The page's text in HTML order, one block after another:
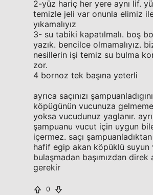
2-yüz hariç her yere aynı lif.
temizle jeli var onunla elimiz
yıkamalıyız
3- su tabiki kapatılmalı. boş
yazık. bencilce olmamalıyız.
nesillerin işi temiz su bulma
zor.
4 bornoz tek başına yeterli
ayrıca saçınızı
köpügünün vucunuza
yoksa vucudunuz yaglanır.
şampuanu vucut için uygun
içermez. saçı şampuanladıktan
hafif egip akan köpüklü suyun
bulaşmadan başımızdan direk
gerekir
0